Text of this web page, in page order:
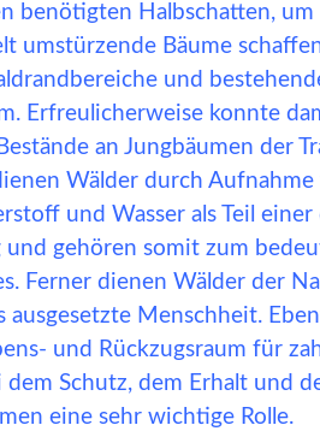
benötigten Halbschatten,
umstürzende Bäume
und
Erfreulicherweise konnte
an Jungbäumen der
Wälder durch
und Wasser als Teil
und gehören somit zum
Ferner dienen Wälder der
ausgesetzte Menschheit.
und Rückzugsraum für
dem Schutz, dem Erhalt und
eine sehr wichtige Rolle.